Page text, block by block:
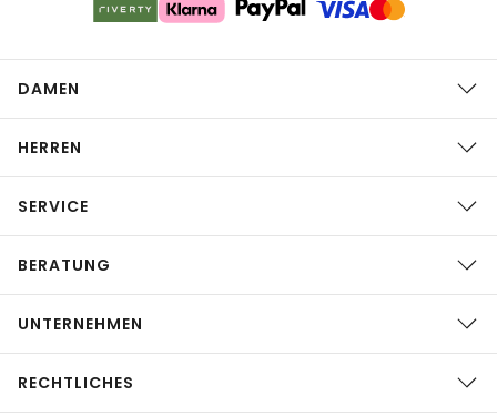
DAMEN
HERREN
SERVICE
BERATUNG
UNTERNEHMEN
RECHTLICHES